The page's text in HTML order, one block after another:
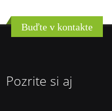
Buďte v kontakte
Pozrite si aj